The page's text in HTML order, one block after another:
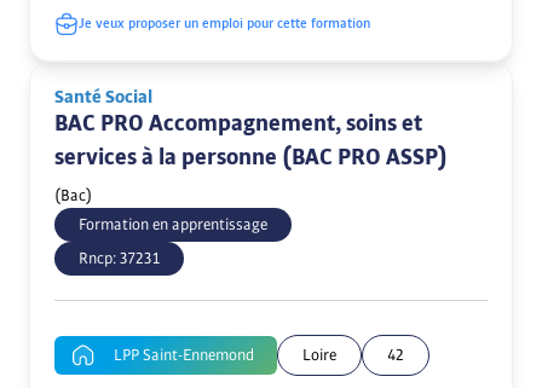
Je veux proposer un emploi pour cette formation
Santé Social
BAC PRO Accompagnement, soins et
services à la personne (BAC PRO ASSP)
(Bac)
Formation en apprentissage
Rncp: 37231
LPP Saint-Ennemond Loire 42